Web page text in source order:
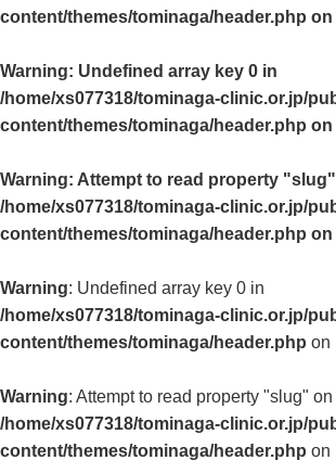
content/themes/tominaga/header.php on
Warning: Undefined array key 0 in
/home/xs077318/tominaga-clinic.or.jp/
content/themes/tominaga/header.php on
Warning: Attempt to read property
/home/xs077318/tominaga-clinic.or.jp/
content/themes/tominaga/header.php on
Warning: Undefined array key 0 in
/home/xs077318/tominaga-clinic.or.jp/
content/themes/tominaga/header.php on
Warning: Attempt to read property "slug"
/home/xs077318/tominaga-clinic.or.jp/
content/themes/tominaga/header.php on